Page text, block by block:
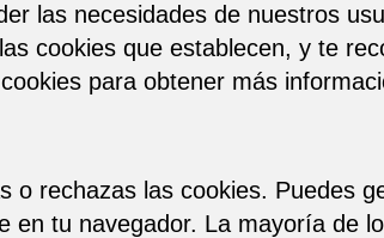
las necesidades de nuestros
cookies que establecen, y te
para obtener más
o rechazas las cookies. Puedes
en tu navegador. La mayoría de